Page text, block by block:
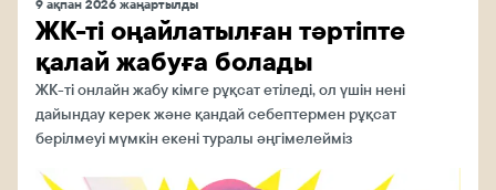
9 ақпан 2026 жаңартылды
ЖК-ті оңайлатылған тәртіпте
қалай жабуға болады
ЖК-ті онлайн жабу кімге рұқсат етіледі, ол үшін нені
дайындау керек және қандай себептермен рұқсат
берілмеуі мүмкін екені туралы әңгімелейміз